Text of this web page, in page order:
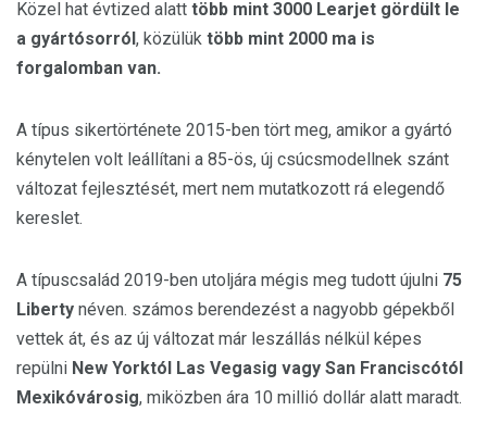
Közel hat évtized alatt több mint 3000 Learjet gördült le
a gyártósorról , közülük több mint 2000 ma is
forgalomban van.
A típus sikertörténete 2015-ben tört meg, amikor a gyártó
kénytelen volt leállítani a 85-ös, új csúcsmodellnek szánt
változat fejlesztését, mert nem mutatkozott rá elegendő
kereslet.
A típuscsalád 2019-ben utoljára mégis meg tudott újulni 75
Liberty néven. számos berendezést a nagyobb gépekből
vettek át, és az új változat már leszállás nélkül képes
repülni New Yorktól Las Vegasig vagy San Franciscótól
Mexikóvárosig, miközben ára 10 millió dollár alatt maradt.